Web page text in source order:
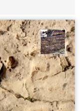
محمد ناصری فرد